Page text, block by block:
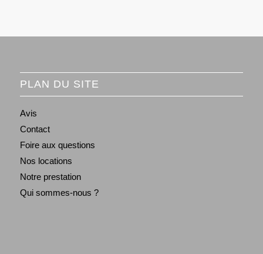
PLAN DU SITE
Avis
Contact
Foire aux questions
Nos locations
Notre prestation
Qui sommes-nous ?